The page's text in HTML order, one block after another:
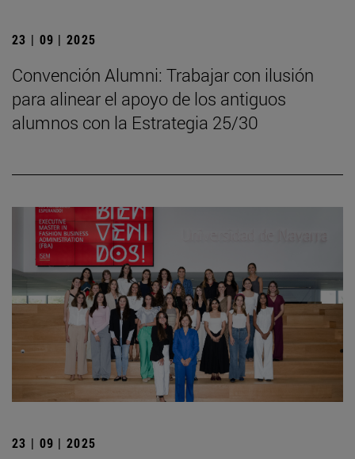
23 | 09 | 2025
Convención Alumni: Trabajar con ilusión
para alinear el apoyo de los antiguos
alumnos con la Estrategia 25/30
23 | 09 | 2025